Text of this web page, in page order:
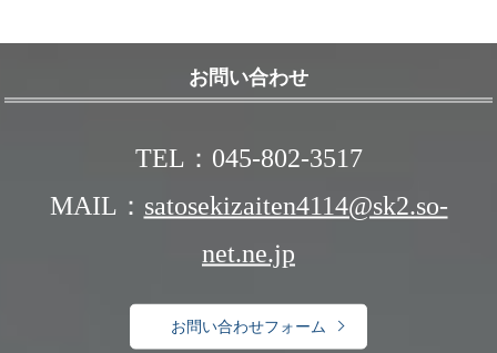
お問い合わせ
TEL：045-802-3517
MAIL： satosekizaiten4114@sk2.so-
net.ne.jp
お問い合わせフォーム